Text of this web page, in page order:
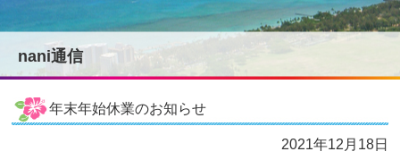
nani通信
年末年始休業のお知らせ
2021年12月18日